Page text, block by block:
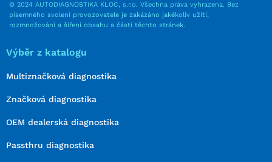
© 2024 AUTODIAGNOSTIKA KLOC, s.r.o. Všechna práva vyhrazena. Bez
písemného svolení provozovatele je zakázáno jakékoliv užití,
rozmnožování a šíření obsahu a částí těchto stránek.
Výběr z katalogu
Multiznačková diagnostika
Značková diagnostika
OEM dealerská diagnostika
Passthru diagnostika